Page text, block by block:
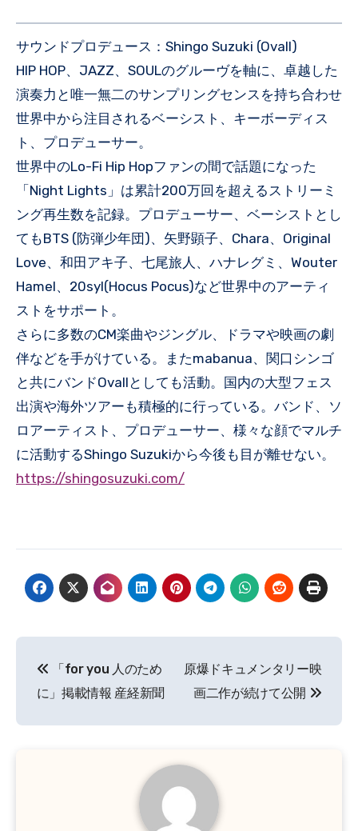
サウンドプロデュース：Shingo Suzuki (Ovall)
HIP HOP、JAZZ、SOULのグルーヴを軸に、卓越した
演奏力と唯一無二のサンプリングセンスを持ち合わせ
世界中から注目されるベーシスト、キーボーディス
ト、プロデューサー。
世界中のLo-Fi Hip Hopファンの間で話題になった
「Night Lights」は累計200万回を超えるストリーミ
ング再生数を記録。プロデューサー、ベーシストとし
てもBTS (防弾少年団)、矢野顕子、Chara、Original
Love、和田アキ子、七尾旅人、ハナレグミ、Wouter
Hamel、20syl(Hocus Pocus)など世界中のアーティ
ストをサポート。
さらに多数のCM楽曲やジングル、ドラマや映画の劇
伴などを手がけている。またmabanua、関口シンゴ
と共にバンドOvallとしても活動。国内の大型フェス
出演や海外ツアーも積極的に行っている。バンド、ソ
ロアーティスト、プロデューサー、様々な顔でマルチ
に活動するShingo Suzukiから今後も目が離せない。
https://shingosuzuki.com/
稿
ナ
「for you 人のため
に」掲載情報 産経新聞
原爆ドキュメンタリー映
画二作が続けて公開